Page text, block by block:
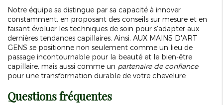
Notre équipe se distingue par sa capacité à innover
constamment, en proposant des conseils sur mesure et en
faisant évoluer les techniques de soin pour s'adapter aux
dernières tendances capillaires. Ainsi, AUX MAINS D'ART
GENS se positionne non seulement comme un lieu de
passage incontournable pour la beauté et le bien-être
capillaire, mais aussi comme un partenaire de confiance
pour une transformation durable de votre chevelure.
Questions fréquentes